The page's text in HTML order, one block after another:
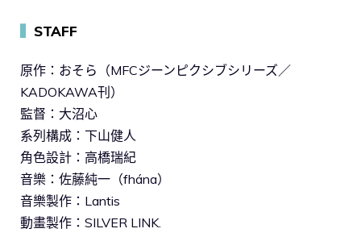
STAFF
原作：おそら（MFCジーンピクシブシリーズ／
KADOKAWA刊）
監督：大沼心
系列構成：下山健人
角色設計：高橋瑞紀
音樂：佐藤純一（fhána）
音樂製作：Lantis
動畫製作：SILVER LINK.